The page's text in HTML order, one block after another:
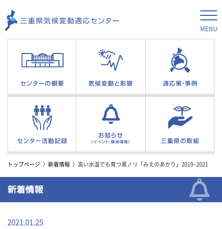
MENU
トップページ 新着情報 高い水温でも育つ黒ノリ「みえのあかり」2019~2021
新着情報
2021.01.25